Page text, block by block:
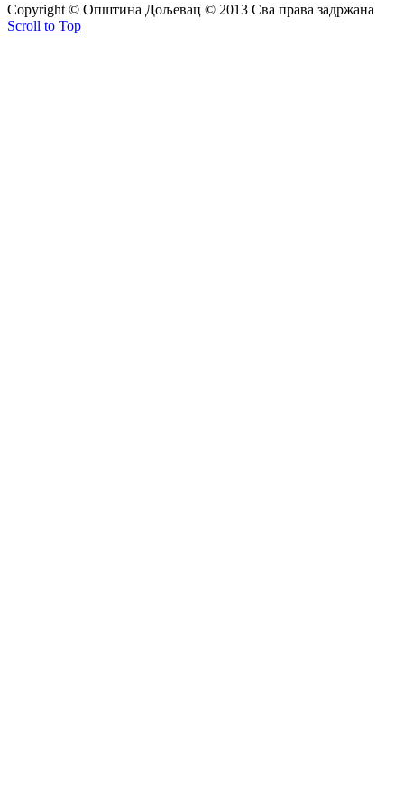
Copyright © Oпштина Дољевац © 2013 Сва права задржана
Scroll to Top